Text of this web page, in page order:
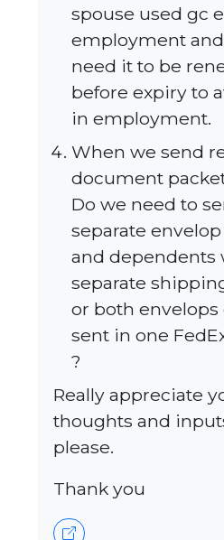
spouse used gc
employment
need it to be
before expiry to
in employment.
When we send
document packet
Do we need to
separate
and dependents
separate
or both envelops
sent in one
?
Really appreciate
thoughts and
please.
Thank you